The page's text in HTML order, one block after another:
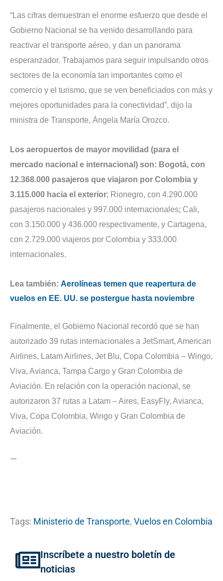
“Las cifras demuestran el enorme esfuerzo que desde el
Gobierno Nacional se ha venido desarrollando para
reactivar el transporte aéreo, y dan un panorama
esperanzador. Trabajamos para seguir impulsando otros
sectores de la economía tan importantes como el
comercio y el turismo, que se ven beneficiados con más y
mejores oportunidades para la conectividad”, dijo la
ministra de Transporte, Ángela María Orozco.
Los aeropuertos de mayor movilidad (para el
mercado nacional e internacional) son: Bogotá, con
12.368.000 pasajeros que viajaron por Colombia y
3.115.000 hacia el exterior; Rionegro, con 4.290.000
pasajeros nacionales y 997.000 internacionales; Cali,
con 3.150.000 y 436.000 respectivamente, y Cartagena,
con 2.729.000 viajeros por Colombia y 333.000
internacionales.
Lea también: Aerolíneas temen que reapertura de
vuelos en EE. UU. se postergue hasta noviembre
Finalmente, el Gobierno Nacional recordó que se han
autorizado 39 rutas internacionales a JetSmart, American
Airlines, Latam Airlines, Jet Blu, Copa Colombia – Wingo,
Viva, Avianca, Tampa Cargo y Gran Colombia de
Aviación. En relación con la operación nacional, se
autorizaron 37 rutas a Latam – Aires, EasyFly, Avianca,
Viva, Copa Colombia, Wingo y Gran Colombia de
Aviación.
—
Tags: Ministerio de Transporte, Vuelos en Colombia
Inscríbete a nuestro boletín de
noticias